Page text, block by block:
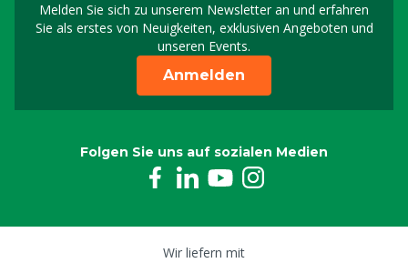
Melden Sie sich zu unserem Newsletter an und erfahren
Sie als erstes von Neuigkeiten, exklusiven Angeboten und
unseren Events.
Melden Sie sich für
Anmelden
Folgen Sie uns auf sozialen Medien
Wir liefern mit